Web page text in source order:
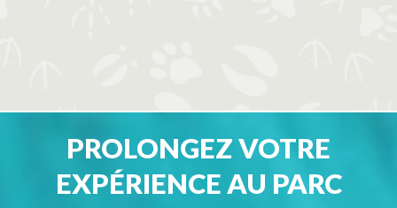
PROLONGEZ VOTRE
EXPÉRIENCE AU PARC